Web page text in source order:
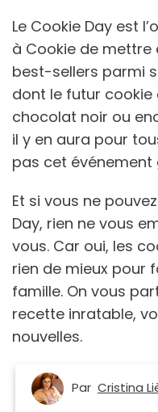
Le Cookie Day est
à Cookie de mettre
best-sellers parmi
dont le futur cookie
chocolat noir ou
il y en aura pour
pas cet événement
Et si vous ne
Day, rien ne vous
vous. Car oui, les
rien de mieux pour
famille. On vous
recette inratable,
nouvelles.
Par Cristina